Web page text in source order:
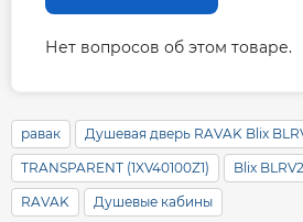
Нет вопросов об этом товаре.
равак Душевая дверь RAVAK Blix
TRANSPARENT (1XV40100Z1) Blix
RAVAK Душевые кабины